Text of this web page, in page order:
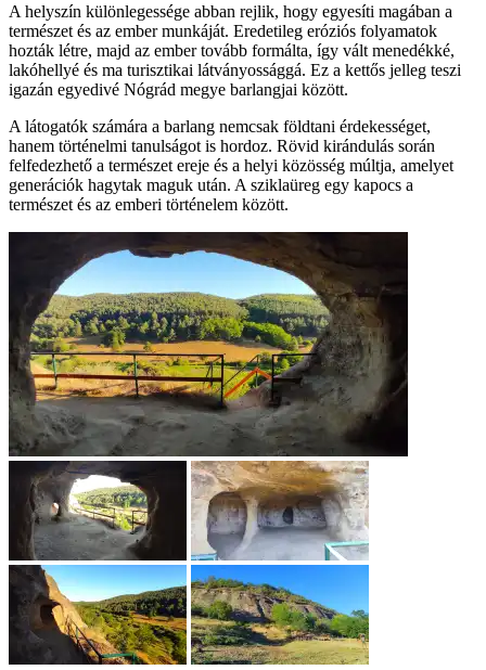
A helyszín különlegessége abban rejlik, hogy egyesíti magában a
természet és az ember munkáját. Eredetileg eróziós folyamatok
hozták létre, majd az ember tovább formálta, így vált menedékké,
lakóhellyé és ma turisztikai látványossággá. Ez a kettős jelleg teszi
igazán egyedivé Nógrád megye barlangjai között.
A látogatók számára a barlang nemcsak földtani érdekességet,
hanem történelmi tanulságot is hordoz. Rövid kirándulás során
felfedezhető a természet ereje és a helyi közösség múltja, amelyet
generációk hagytak maguk után. A sziklaüreg egy kapocs a
természet és az emberi történelem között.